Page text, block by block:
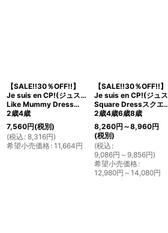
【SALE!!30％OFF!!】
Je suis en CP!(ジュスィザンセーペー)
Like Mummy Dressライクマミードレス(グラデーション)
2歳4歳
7,560円(税別)
(税込 : 8,316円)
希望小売価格: 11,664円
【SALE!!30％OFF!!】
Je suis en CP!(ジュスィザンセーペー)
Square Dressスクエアドレス(リバティプリント Land of Dreams ランド・オブ・ドリームズ)
2歳4歳6歳8歳
8,260円 ～8,960円
(税別)
(税込 :
9,086円 ～9,856円)
希望小売価格:
12,980円 ～14,080円